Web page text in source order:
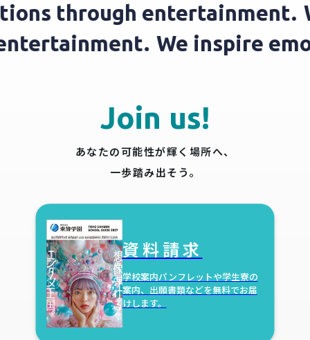
through entertainment.
entertainment. We inspire
Join us!
あなたの可能性が輝く場所へ、
一歩踏み出そう。
資料請求
学校案内パンフレットや学生寮の
案内、 出願書類などを無料でお届
けします。